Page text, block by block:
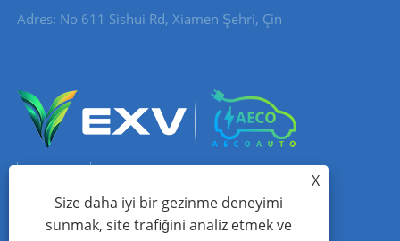
Adres: No 611 Sishui Rd, Xiamen Şehri, Çin
X
Size daha iyi bir gezinme deneyimi
sunmak, site trafiğini analiz etmek ve